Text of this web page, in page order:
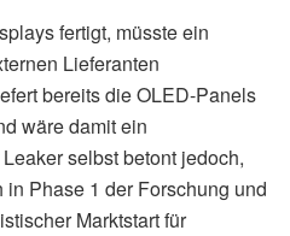
fertigt, müsste ein
Lieferanten
bereits die OLED-Panels
wäre damit ein
selbst betont jedoch,
Phase 1 der Forschung und
Marktstart für